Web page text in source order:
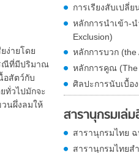
ง่ายโดย
รณีที่มีปริมาณ
อสัตว์กับ
ทั่วไปมักจะ
นผึ่งลมให้
การเรียงสับเปลี่
หลักการนำเข้า-น
Exclusion)
หลักการบวก (the
หลักการคูณ (The
ศิลปะการนับเบื้อ
สารานุกรมเล่
สารานุกรมไทย
สารานุกรมไทยส